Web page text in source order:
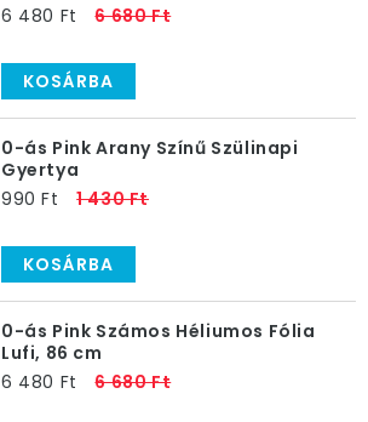
6 480 Ft
6 680 Ft
KOSÁRBA
0-ás Pink Arany Színű Szülinapi
Gyertya
990 Ft
1 430 Ft
KOSÁRBA
0-ás Pink Számos Héliumos Fólia
Lufi, 86 cm
6 480 Ft
6 680 Ft